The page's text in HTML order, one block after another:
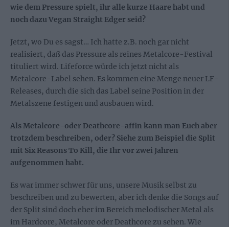
wie dem Pressure spielt, ihr alle kurze Haare habt und
noch dazu Vegan Straight Edger seid?
Jetzt, wo Du es sagst… Ich hatte z.B. noch gar nicht
realisiert, daß das Pressure als reines Metalcore-Festival
tituliert wird. Lifeforce würde ich jetzt nicht als
Metalcore-Label sehen. Es kommen eine Menge neuer LF-
Releases, durch die sich das Label seine Position in der
Metalszene festigen und ausbauen wird.
Als Metalcore-oder Deathcore-affin kann man Euch aber
trotzdem beschreiben, oder? Siehe zum Beispiel die Split
mit Six Reasons To Kill, die Ihr vor zwei Jahren
aufgenommen habt.
Es war immer schwer für uns, unsere Musik selbst zu
beschreiben und zu bewerten, aber ich denke die Songs auf
der Split sind doch eher im Bereich melodischer Metal als
im Hardcore, Metalcore oder Deathcore zu sehen. Wie